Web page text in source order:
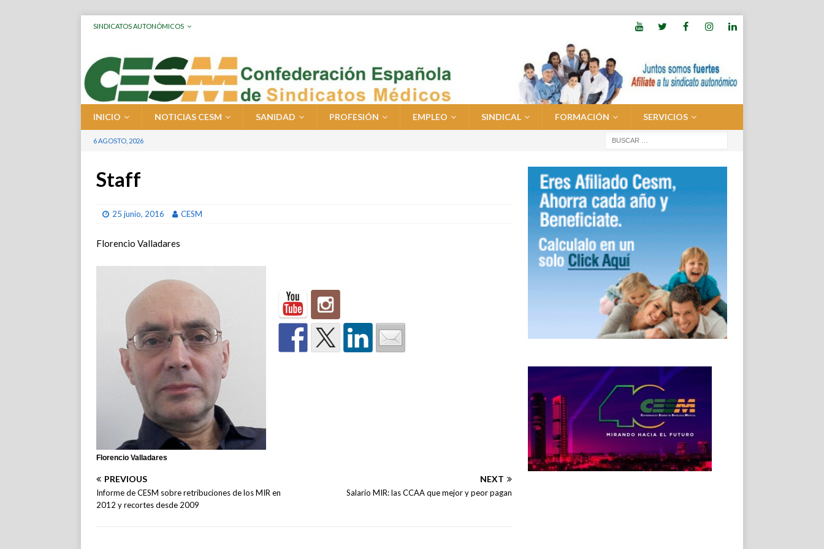
SINDICATOS AUTONÓMICOS
INICIO NOTICIAS CESM SANIDAD PROFESIÓN EMPLEO SINDICAL FORMACIÓN SERVICIOS
6 AGOSTO, 2026
Staff
25 junio, 2016 CESM
Florencio Valladares
Florencio Valladares
PREVIOUS
Informe de CESM sobre retribuciones de los MIR en
2012 y recortes desde 2009
NEXT
Salario MIR: las CCAA que mejor y peor pagan